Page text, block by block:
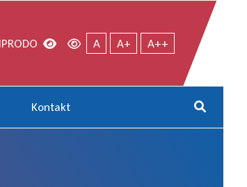
RODO Wersja kontrastowa
Wersja domyślna
A A+ A++
Kontakt